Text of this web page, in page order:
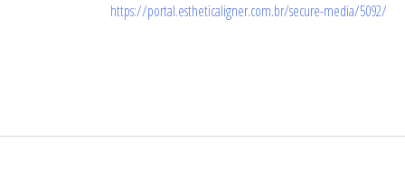
https://portal.estheticaligner.com.br/secure-media/5092/